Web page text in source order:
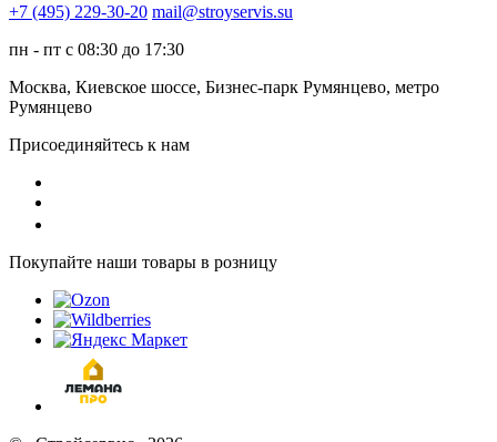
+7 (495) 229-30-20 mail@stroyservis.su
пн - пт с 08:30 до 17:30
Москва, Киевское шоссе, Бизнес-парк Румянцево, метро
Румянцево
Присоединяйтесь к нам
Покупайте наши товары в розницу